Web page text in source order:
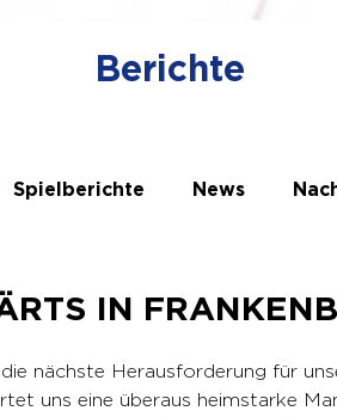
Berichte
Spielberichte News
IN
nächste Herausforderung für
uns eine überaus heimstarke